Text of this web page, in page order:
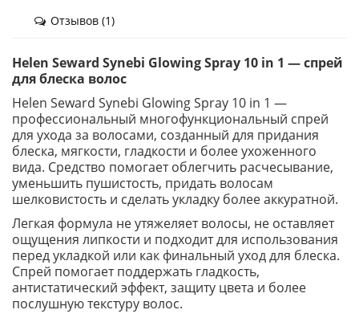
Отзывов (1)
Helen Seward Synebi Glowing Spray 10 in 1 — спрей
для блеска волос
Helen Seward Synebi Glowing Spray 10 in 1 —
профессиональный многофункциональный спрей
для ухода за волосами, созданный для придания
блеска, мягкости, гладкости и более ухоженного
вида. Средство помогает облегчить расчесывание,
уменьшить пушистость, придать волосам
шелковистость и сделать укладку более аккуратной.
Легкая формула не утяжеляет волосы, не оставляет
ощущения липкости и подходит для использования
перед укладкой или как финальный уход для блеска.
Спрей помогает поддержать гладкость,
антистатический эффект, защиту цвета и более
послушную текстуру волос.